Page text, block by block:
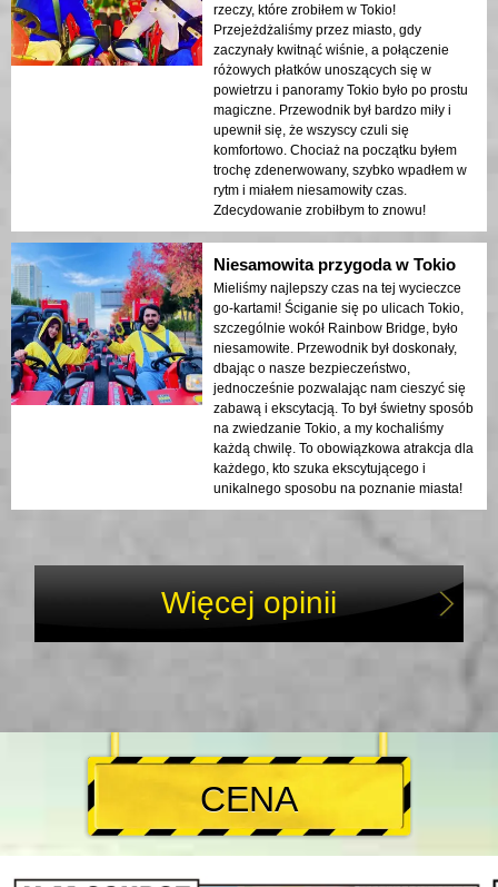
rzeczy, które zrobiłem w Tokio!
Przejeżdżaliśmy przez miasto, gdy
zaczynały kwitnąć wiśnie, a połączenie
różowych płatków unoszących się w
powietrzu i panoramy Tokio było po prostu
magiczne. Przewodnik był bardzo miły i
upewnił się, że wszyscy czuli się
komfortowo. Chociaż na początku byłem
trochę zdenerwowany, szybko wpadłem w
rytm i miałem niesamowity czas.
Zdecydowanie zrobiłbym to znowu!
Niesamowita przygoda w Tokio
Mieliśmy najlepszy czas na tej wycieczce
go-kartami! Ściganie się po ulicach Tokio,
szczególnie wokół Rainbow Bridge, było
niesamowite. Przewodnik był doskonały,
dbając o nasze bezpieczeństwo,
jednocześnie pozwalając nam cieszyć się
zabawą i ekscytacją. To był świetny sposób
na zwiedzanie Tokio, a my kochaliśmy
każdą chwilę. To obowiązkowa atrakcja dla
każdego, kto szuka ekscytującego i
unikalnego sposobu na poznanie miasta!
Więcej opinii
CENA